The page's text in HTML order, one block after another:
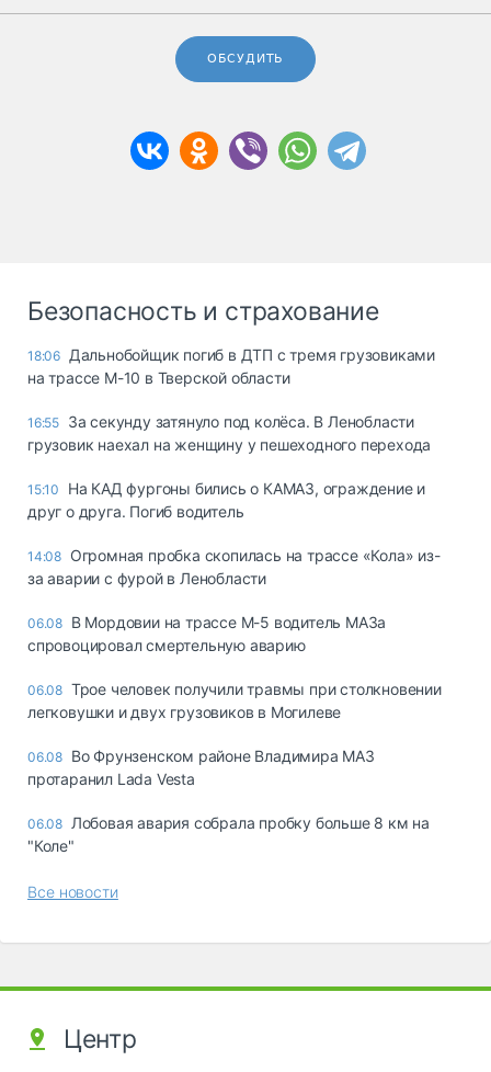
ОБСУДИТЬ
Безопасность и страхование
18:06 Дальнобойщик погиб в ДТП с тремя грузовиками
на трассе М-10 в Тверской области
16:55 За секунду затянуло под колёса. В Ленобласти
грузовик наехал на женщину у пешеходного перехода
15:10
На КАД фургоны бились о КАМАЗ, ограждение и
друг о друга. Погиб водитель
14:08 Огромная пробка скопилась на трассе «Кола» из-
за аварии с фурой в Ленобласти
06.08 В Мордовии на трассе М-5 водитель МАЗа
спровоцировал смертельную аварию
06.08 Трое человек получили травмы при столкновении
легковушки и двух грузовиков в Могилеве
06.08 Во Фрунзенском районе Владимира МАЗ
протаранил Lada Vesta
06.08 Лобовая авария собрала пробку больше 8 км на
"Коле"
Все новости
Центр